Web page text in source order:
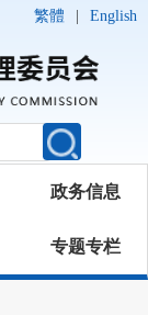
繁體 English
政务信息
专题专栏